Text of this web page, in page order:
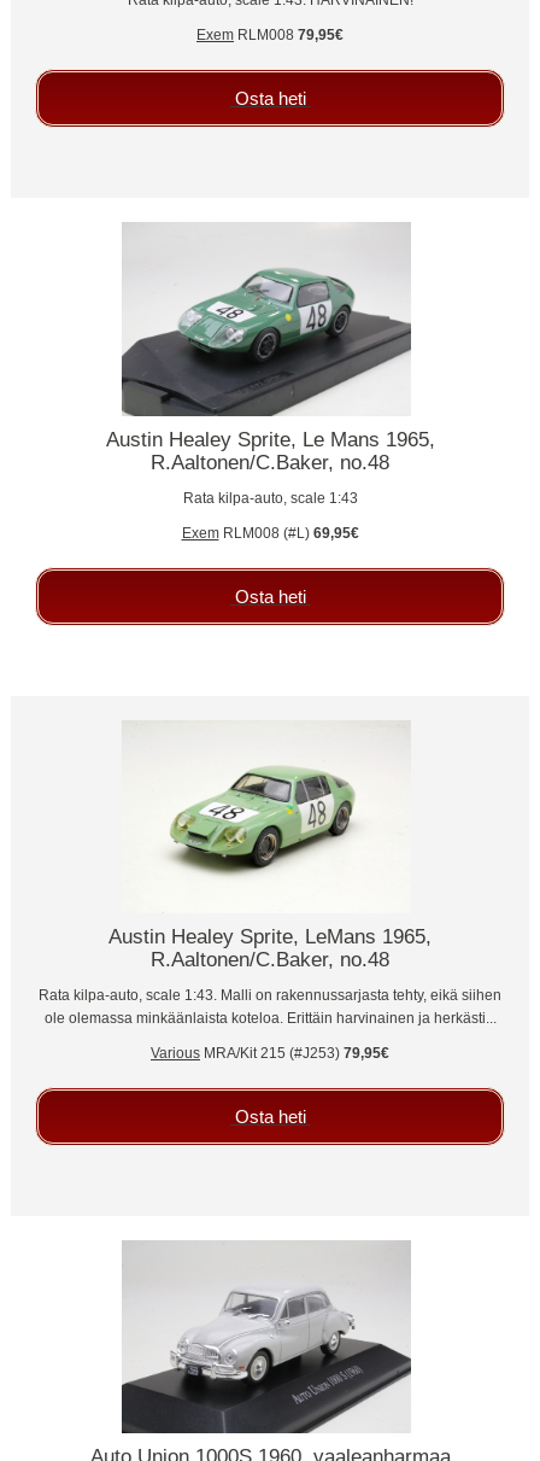
Exem RLM008 79,95€
Osta heti
Austin Healey Sprite, Le Mans 1965,
R.Aaltonen/C.Baker, no.48
Rata kilpa-auto, scale 1:43
ExemRLM008 (#L) 69,95€
Osta heti
Austin Healey Sprite, LeMans 1965,
R.Aaltonen/C.Baker, no.48
Rata kilpa-auto, scale 1:43. Malli on rakennussarjasta tehty, eikä siihen
ole olemassa minkäänlaista koteloa. Erittäin harvinainen ja herkästi...
Various MRA/Kit 215 (#J253) 79,95€
Osta heti
Auto Union 1000S 1960, vaaleanharmaa